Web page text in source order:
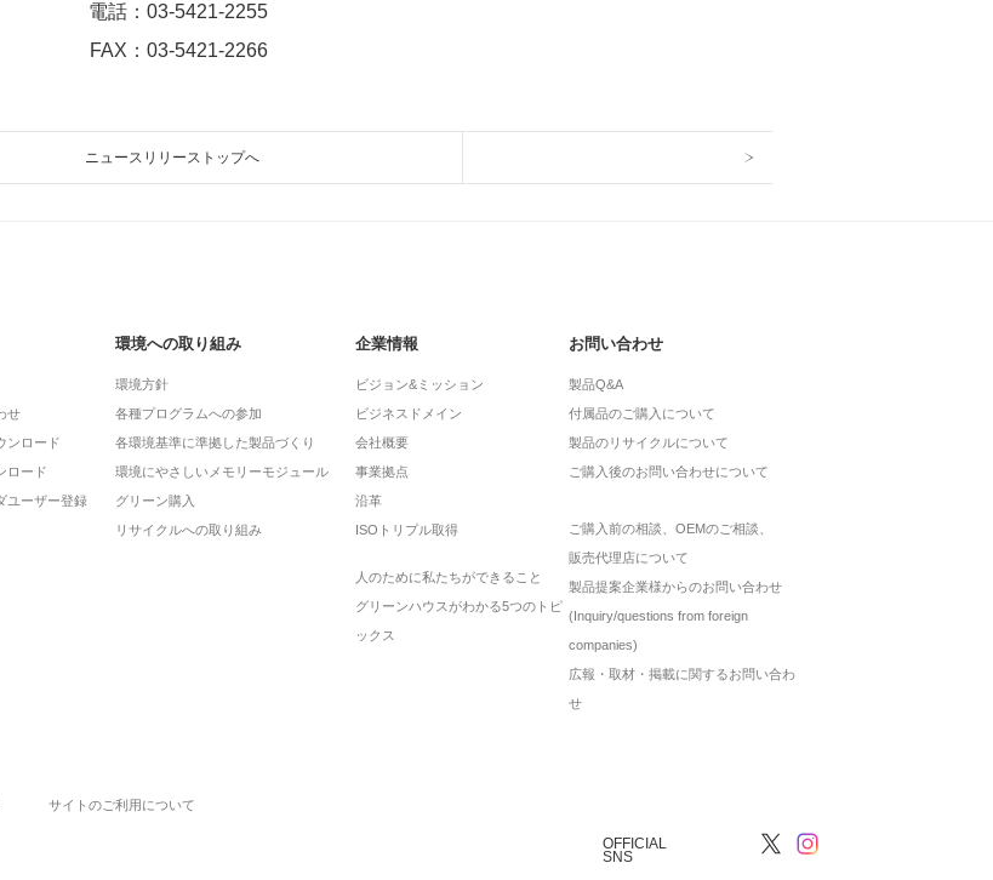
電話：03-5421-2255
FAX：03-5421-2266
ニュースリリーストップへ
せ
ンロード
ロード
ユーザー登録
環境への取り組み
環境方針
各種プログラムへの参加
各環境基準に準拠した製品づくり
環境にやさしいメモリーモジュール
グリーン購入
リサイクルへの取り組み
企業情報
ビジョン&ミッション
ビジネスドメイン
会社概要
事業拠点
沿革
ISOトリプル取得
人のために私たちができること
グリーンハウスがわかる5つのトピ
ックス
お問い合わせ
製品Q&A
付属品のご購入について
製品のリサイクルについて
ご購入後のお問い合わせについて
ご購入前の相談、OEMのご相談、
販売代理店について
製品提案企業様からのお問い合わせ
(Inquiry/questions from foreign
companies)
広報・取材・掲載に関するお問い合わ
せ
サイトのご利用について
OFFICIAL
SNS